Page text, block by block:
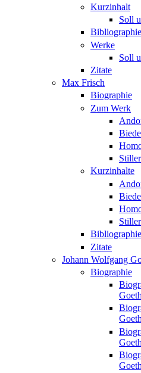
Kurzinhalt
Soll
Bibliographie
Werke
Soll
Zitate
Max Frisch
Biographie
Zum Werk
Stiller
Kurzinhalte
Stiller
Bibliographie
Zitate
Johann Wolfgang
Biographie